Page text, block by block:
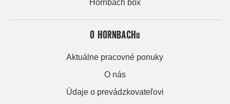
Hornbach box
O HORNBACHu
Aktuálne pracovné ponuky
O nás
Údaje o prevádzkovateľovi